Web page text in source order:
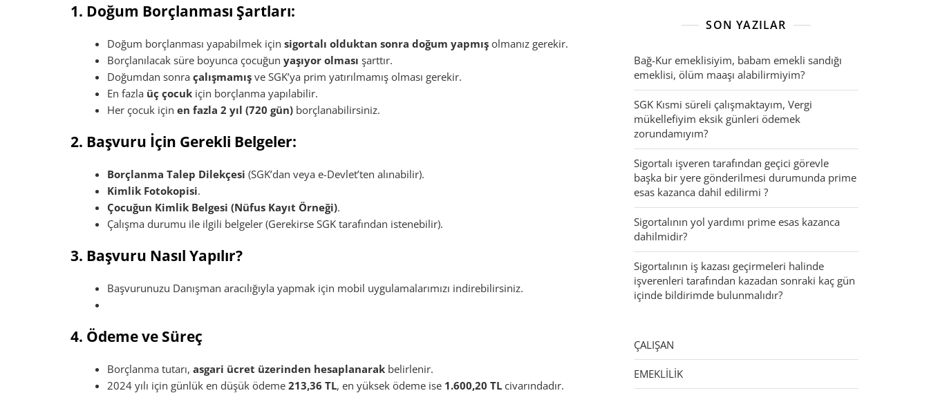
1. Doğum Borçlanması Şartları:
Doğum borçlanması yapabilmek içinsigortalı olduktan sonra doğum yapmış olmanız gerekir.
Borçlanılacak süre boyunca çocuğunyaşıyor olması şarttır.
Doğumdan sonraçalışmamış ve SGK’ya prim yatırılmamış olması gerekir.
En fazla üç çocuk için borçlanma yapılabilir.
Her çocuk içinen fazla 2 yıl (720 gün) borçlanabilirsiniz.
2. Başvuru İçin Gerekli Belgeler:
Borçlanma Talep Dilekçesi (SGK’dan veya e-Devlet’ten alınabilir).
Kimlik Fotokopisi.
Çocuğun Kimlik Belgesi (Nüfus Kayıt Örneği).
Çalışma durumu ile ilgili belgeler (Gerekirse SGK tarafından istenebilir).
3. Başvuru Nasıl Yapılır?
Başvurunuzu Danışman aracılığıyla yapmak için mobil uygulamalarımızı indirebilirsiniz.
4. Ödeme ve Süreç
Borçlanma tutarı,asgari ücret üzerinden hesaplanarak belirlenir.
2024 yılı için günlük en düşük ödeme213,36 TL, en yüksek ödeme ise 1.600,20 TL civarındadır.
SON YAZILAR
Bağ-Kur emeklisiyim, babam emekli sandığı
emeklisi, ölüm maaşı alabilirmiyim?
SGK Kısmi süreli çalışmaktayım, Vergi
mükellefiyim eksik günleri ödemek
zorundamıyım?
Sigortalı işveren tarafından geçici görevle
başka bir yere gönderilmesi durumunda prime
esas kazanca dahil edilirmi ?
Sigortalının yol yardımı prime esas kazanca
dahilmidir?
Sigortalının iş kazası geçirmeleri halinde
işverenleri tarafından kazadan sonraki kaç gün
içinde bildirimde bulunmalıdır?
ÇALIŞAN
EMEKLİLİK